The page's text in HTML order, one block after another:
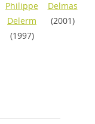
Philippe
Delerm
(1997)
Delmas
(2001)